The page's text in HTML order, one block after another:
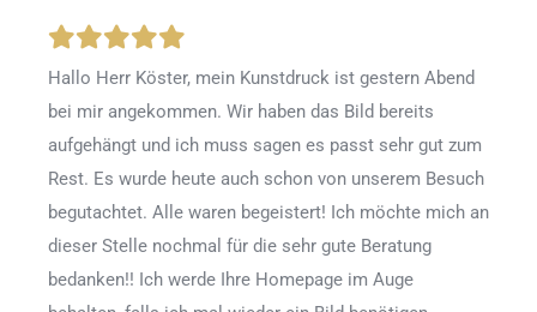
Hallo Herr Köster, mein Kunstdruck ist gestern Abend
bei mir angekommen. Wir haben das Bild bereits
aufgehängt und ich muss sagen es passt sehr gut zum
Rest. Es wurde heute auch schon von unserem Besuch
begutachtet. Alle waren begeistert! Ich möchte mich an
dieser Stelle nochmal für die sehr gute Beratung
bedanken!! Ich werde Ihre Homepage im Auge